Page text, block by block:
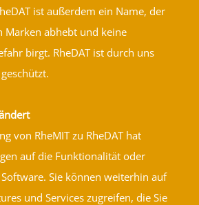
ist außerdem ein Name, der
Marken abhebt und keine
birgt. RheDAT ist durch uns
von RheMIT zu RheDAT hat
auf die Funktionalität oder
Sie können weiterhin auf
und Services zugreifen, die Sie